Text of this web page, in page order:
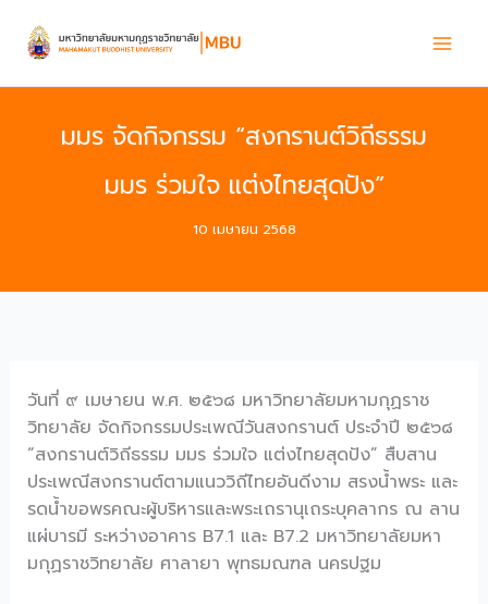
content
มมร จัดกิจกรรม “สงกรานต์วิถีธรรม
มมร ร่วมใจ แต่งไทยสุดปัง”
10 เมษายน 2568
วันที่ ๙ เมษายน พ.ศ. ๒๕๖๘ มหาวิทยาลัยมหามกุฏราช
วิทยาลัย จัดกิจกรรมประเพณีวันสงกรานต์ ประจำปี ๒๕๖๘
“สงกรานต์วิถีธรรม มมร ร่วมใจ แต่งไทยสุดปัง” สืบสาน
ประเพณีสงกรานต์ตามแนววิถีไทยอันดีงาม สรงน้ำพระ และ
รดน้ำขอพรคณะผู้บริหารและพระเถรานุเถระบุคลากร ณ ลาน
แผ่บารมี ระหว่างอาคาร B7.1 และ B7.2 มหาวิทยาลัยมหา
มกุฏราชวิทยาลัย ศาลายา พุทธมณฑล นครปฐม